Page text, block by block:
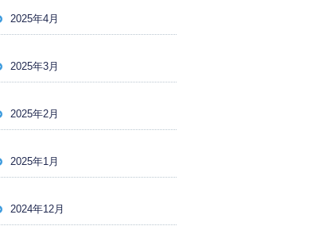
2025年4月
2025年3月
2025年2月
2025年1月
2024年12月